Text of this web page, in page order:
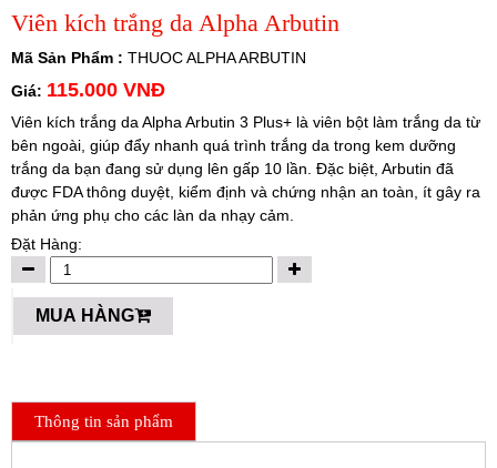
Viên kích trắng da Alpha Arbutin
Mã Sản Phẩm : THUOC ALPHA ARBUTIN
Giá: 115.000 VNĐ
Viên kích trắng da Alpha Arbutin 3 Plus+ là viên bột làm trắng da từ
bên ngoài, giúp đẩy nhanh quá trình trắng da trong kem dưỡng
trắng da bạn đang sử dụng lên gấp 10 lần. Đặc biệt, Arbutin đã
được FDA thông duyệt, kiểm định và chứng nhận an toàn, ít gây ra
phản ứng phụ cho các làn da nhạy cảm.
Đặt Hàng:
MUA HÀNG
Thông tin sản phẩm